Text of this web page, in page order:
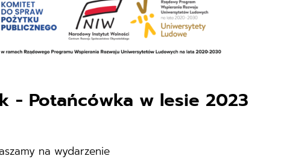
- Potańcówka w lesie 2023
na wydarzenie